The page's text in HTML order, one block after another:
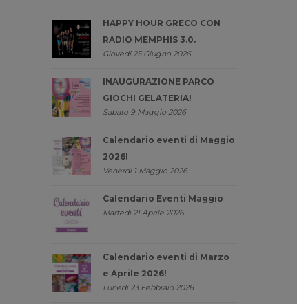
HAPPY HOUR GRECO CON
RADIO MEMPHIS 3.0.
Giovedi 25 Giugno 2026
INAUGURAZIONE PARCO
GIOCHI GELATERIA!
Sabato 9 Maggio 2026
Calendario eventi di Maggio
2026!
Venerdi 1 Maggio 2026
Calendario Eventi Maggio
Martedi 21 Aprile 2026
Calendario eventi di Marzo
e Aprile 2026!
Lunedi 23 Febbraio 2026